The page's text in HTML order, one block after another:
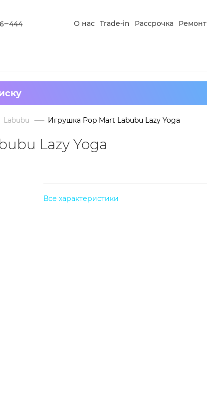
О нас Trade-in Рассрочка Ремонт
Labubu Игрушка Pop Mart Labubu Lazy Yoga
Lazy Yoga
Все характеристики